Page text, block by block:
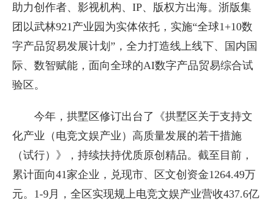
助力创作者、影视机构、IP、版权方出海。浙版集
团以武林921产业园为实体依托，实施“全球1+10数
字产品贸易发展计划”，全力打造线上线下、国内国
际、数智赋能，面向全球的AI数字产品贸易综合试
验区。
今年，拱墅区修订出台了《拱墅区关于支持文
化产业（电竞文娱产业）高质量发展的若干措施
（试行）》，持续扶持优质原创精品。截至目前，
累计面向41家企业，兑现市、区文创资金1264.49万
元。1-9月，全区实现规上电竞文娱产业营收437.6亿